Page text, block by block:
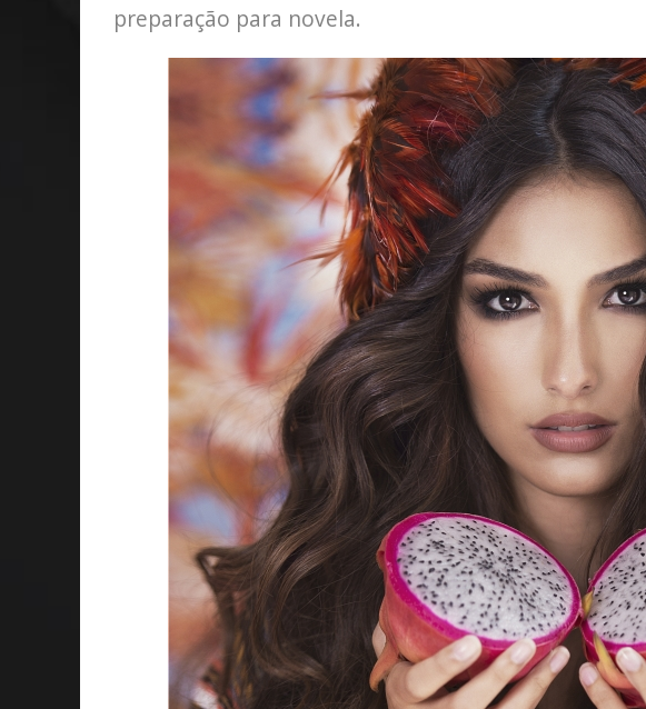
preparação para novela.